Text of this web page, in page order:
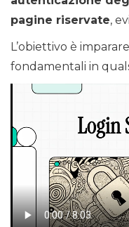
pagine riservate,
L’obiettivo è
fondamentali in